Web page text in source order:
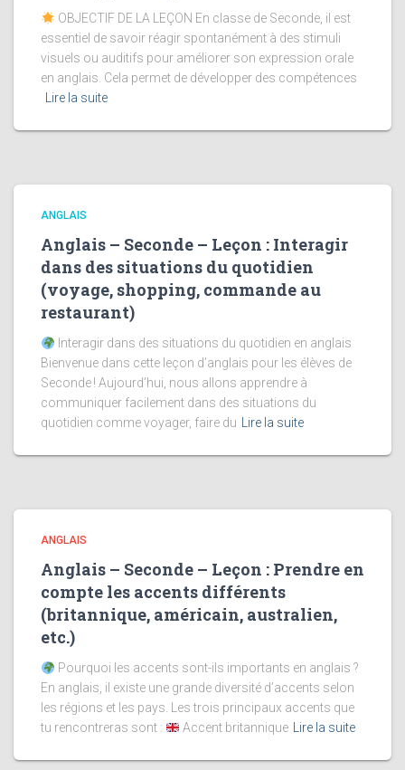
OBJECTIF DE LA LEÇON En classe de Seconde, il est
essentiel de savoir réagir spontanément à des stimuli
visuels ou auditifs pour améliorer son expression orale
en anglais. Cela permet de développer des compétences
Lire la suite
ANGLAIS
Anglais – Seconde – Leçon : Interagir
dans des situations du quotidien
(voyage, shopping, commande au
restaurant)
Interagir dans des situations du quotidien en anglais
Bienvenue dans cette leçon d’anglais pour les élèves de
Seconde ! Aujourd’hui, nous allons apprendre à
communiquer facilement dans des situations du
quotidien comme voyager, faire du Lire la suite
ANGLAIS
Anglais – Seconde – Leçon : Prendre en
compte les accents différents
(britannique, américain, australien,
etc.)
Pourquoi les accents sont-ils importants en anglais ?
En anglais, il existe une grande diversité d’accents selon
les régions et les pays. Les trois principaux accents que
tu rencontreras sont :
Accent britannique Lire la suite